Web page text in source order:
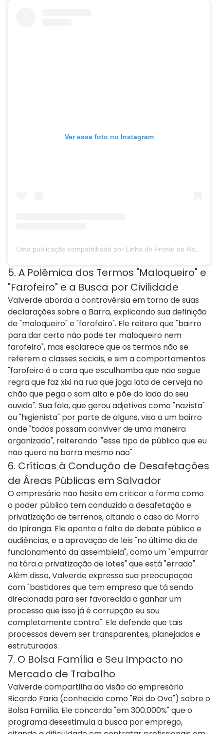
Ver essa foto no Instagram
5. A Polêmica dos Termos "Maloqueiro" e
"Farofeiro" e a Busca por Civilidade
Valverde aborda a controvérsia em torno de suas
declarações sobre a Barra, explicando sua definição
de "maloqueiro" e "farofeiro". Ele reitera que "bairro
para dar certo não pode ter maloqueiro nem
farofeiro", mas esclarece que os termos não se
referem a classes sociais, e sim a comportamentos:
"farofeiro é o cara que esculhamba que não segue
regra que faz xixi na rua que joga lata de cerveja no
chão que pega o som alto e põe do lado do seu
ouvido". Sua fala, que gerou adjetivos como "nazista"
ou "higienista" por parte de alguns, visa a um bairro
onde "todos possam conviver de uma maneira
organizada", reiterando: "esse tipo de público que eu
não quero na barra mesmo não".
6. Críticas à Condução de Desafetações
de Áreas Públicas em Salvador
O empresário não hesita em criticar a forma como
o poder público tem conduzido a desafetação e
privatização de terrenos, citando o caso do Morro
do Ipiranga. Ele aponta a falta de debate público e
audiências, e a aprovação de leis "no último dia de
funcionamento da assembleia", como um "empurrar
na tóra a privatização de lotes" que está "errado".
Além disso, Valverde expressa sua preocupação
com "bastidores que tem empresa que tá sendo
direcionada para ser favorecida a ganhar um
processo que isso já é corrupção eu sou
completamente contra". Ele defende que tais
processos devem ser transparentes, planejados e
estruturados.
7. O Bolsa Família e Seu Impacto no
Mercado de Trabalho
Valverde compartilha da visão do empresário
Ricardo Faria (conhecido como "Rei do Ovo") sobre o
Bolsa Família. Ele concorda "em 300.000%" que o
programa desestimula a busca por emprego,